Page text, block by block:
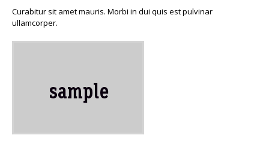
Curabitur sit amet mauris. Morbi in dui quis est pulvinar
ullamcorper.